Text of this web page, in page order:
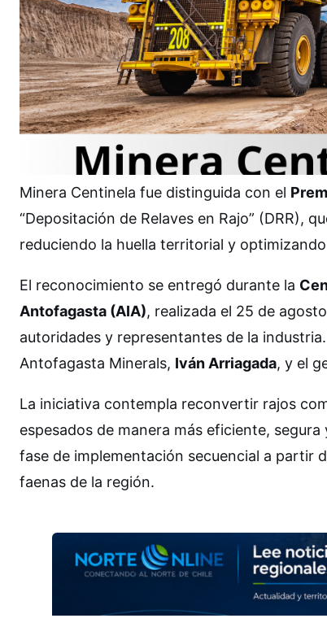
Minera Centinela fue distinguida con el
“Depositación de Relaves en Rajo” (DRR),
reduciendo la huella territorial y
El reconocimiento se entregó durante la
Antofagasta (AIA), realizada el 25 de
autoridades y representantes de la
Antofagasta Minerals, Iván Arriagada, y el
La iniciativa contempla reconvertir rajos
espesados de manera más eficiente,
fase de implementación secuencial a partir
faenas de la región.